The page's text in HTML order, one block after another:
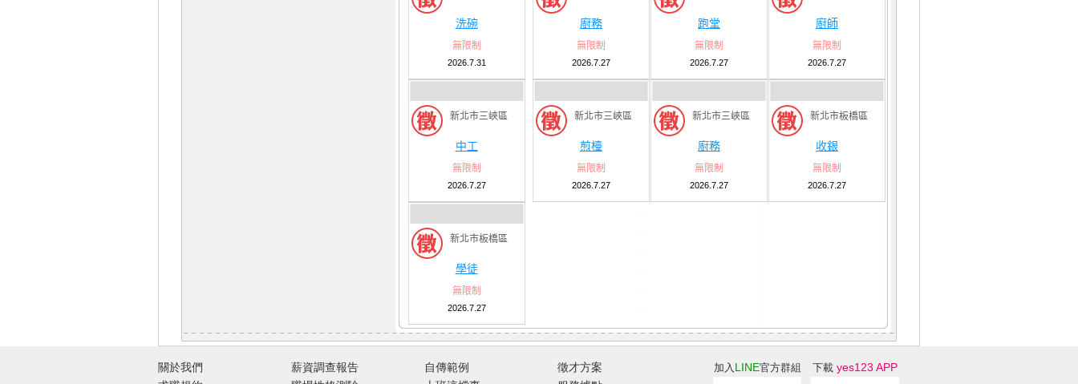
洗碗
無限制
2026.7.31
廚務
無限制
2026.7.27
跑堂
無限制
2026.7.27
廚師
無限制
2026.7.27
新北市三峽區
中工
無限制
2026.7.27
新北市三峽區
煎檯
無限制
2026.7.27
新北市三峽區
廚務
無限制
2026.7.27
新北市板橋區
收銀
無限制
2026.7.27
新北市板橋區
學徒
無限制
2026.7.27
關於我們
薪資調查報告
自傳範例
徵才方案
加入 LINE官方群組 下載 yes123 APP